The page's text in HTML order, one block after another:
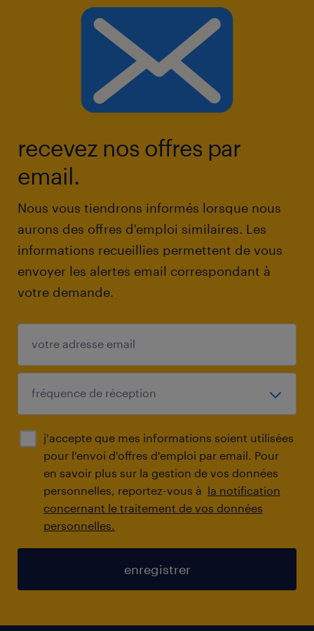
recevez nos offres par
email.
Nous vous tiendrons informés lorsque nous
aurons des offres d'emploi similaires. Les
informations recueillies permettent de vous
envoyer les alertes email correspondant à
votre demande.
j'accepte que mes informations soient utilisées
pour l'envoi d'offres d'emploi par email. Pour
en savoir plus sur la gestion de vos données
personnelles, reportez-vous à la notification
concernant le traitement de vos données
personnelles.
enregistrer